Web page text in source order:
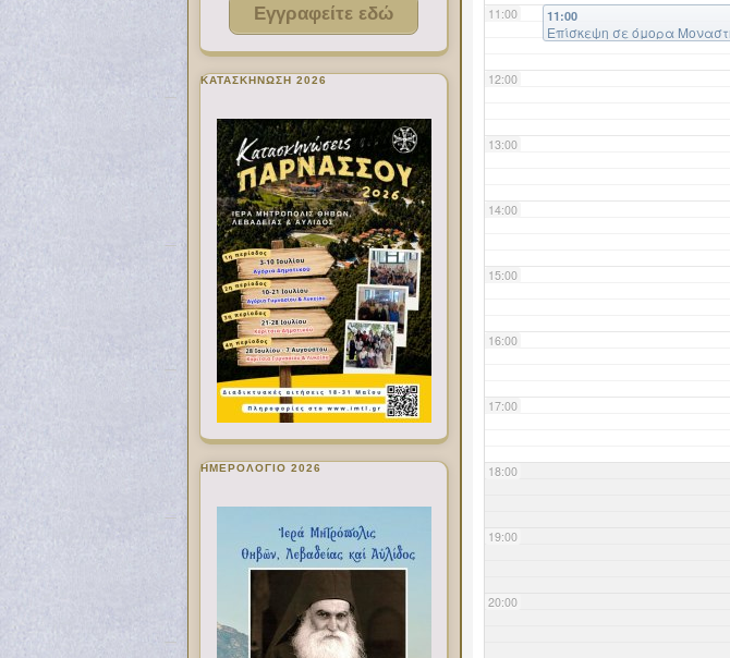
11:00
12:00
13:00
14:00
15:00
16:00
17:00
18:00
19:00
20:00
11:00
Επίσκεψη σε όμορα
Εγγραφείτε εδώ
ΚΑΤΑΣΚΗΝΩΣΗ 2026
ΗΜΕΡΟΛΟΓΙΟ 2026